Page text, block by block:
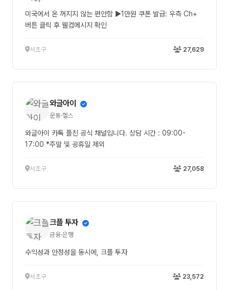
미국에서 온 꺼지지 않는 편안함 ▶1만원 쿠폰 발급: 우측 Ch+
버튼 클릭 후 웰컴메시지 확인
서초구 27,629
와글아이
운동·헬스
와글아이 카톡 플친 공식 채널입니다. 상담 시간 : 09:00-
17:00 *주말 및 공휴일 제외
서초구 27,058
크플 투자
금융·은행
수익성과 안정성을 동시에, 크플 투자
서초구 23,572